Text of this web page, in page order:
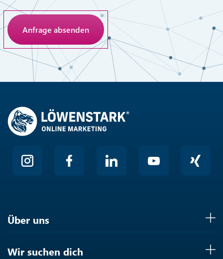
Anti-Roboter-Verifizierung
Hier klicken
Über uns
Wir suchen dich